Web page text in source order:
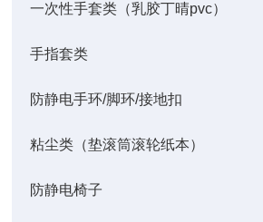
一次性手套类（乳胶丁晴pvc）
手指套类
防静电手环/脚环/接地扣
粘尘类（垫滚筒滚轮纸本）
防静电椅子